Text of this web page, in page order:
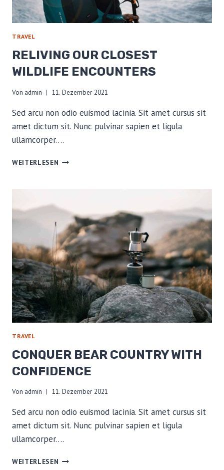
TRAVEL
RELIVING OUR CLOSEST
WILDLIFE ENCOUNTERS
Von admin 11. Dezember 2021
Sed arcu non odio euismod lacinia. Sit amet cursus sit
amet dictum sit. Nunc pulvinar sapien et ligula
ullamcorper….
WEITERLESEN RELIVING
TRAVEL
CONQUER BEAR COUNTRY WITH
CONFIDENCE
Von admin 11. Dezember 2021
Sed arcu non odio euismod lacinia. Sit amet cursus sit
amet dictum sit. Nunc pulvinar sapien et ligula
ullamcorper….
WEITERLESEN CONQUER